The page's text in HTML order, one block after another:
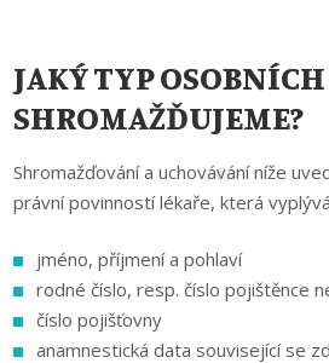
JAKÝ TYP
SHROMAŽĎUJEME?
Shromažďování a uchovávání níže
právní povinností lékaře, která
jméno, příjmení a pohlaví
rodné číslo, resp. číslo pojištěnce
číslo pojišťovny
anamnestická data související se